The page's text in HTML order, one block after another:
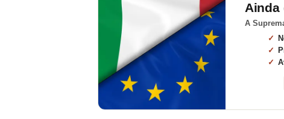
Ainda
A